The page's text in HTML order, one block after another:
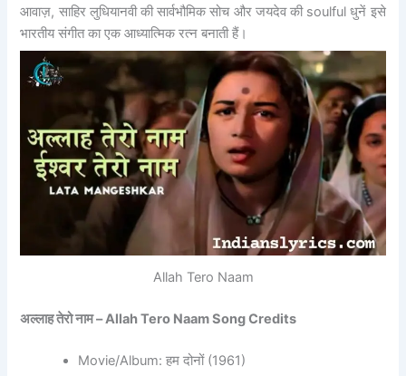
आवाज़, साहिर लुधियानवी की सार्वभौमिक सोच और जयदेव की soulful धुनें इसे
भारतीय संगीत का एक आध्यात्मिक रत्न बनाती हैं।
Allah Tero Naam
अल्लाह तेरो नाम – Allah Tero Naam Song Credits
Movie/Album: हम दोनों (1961)